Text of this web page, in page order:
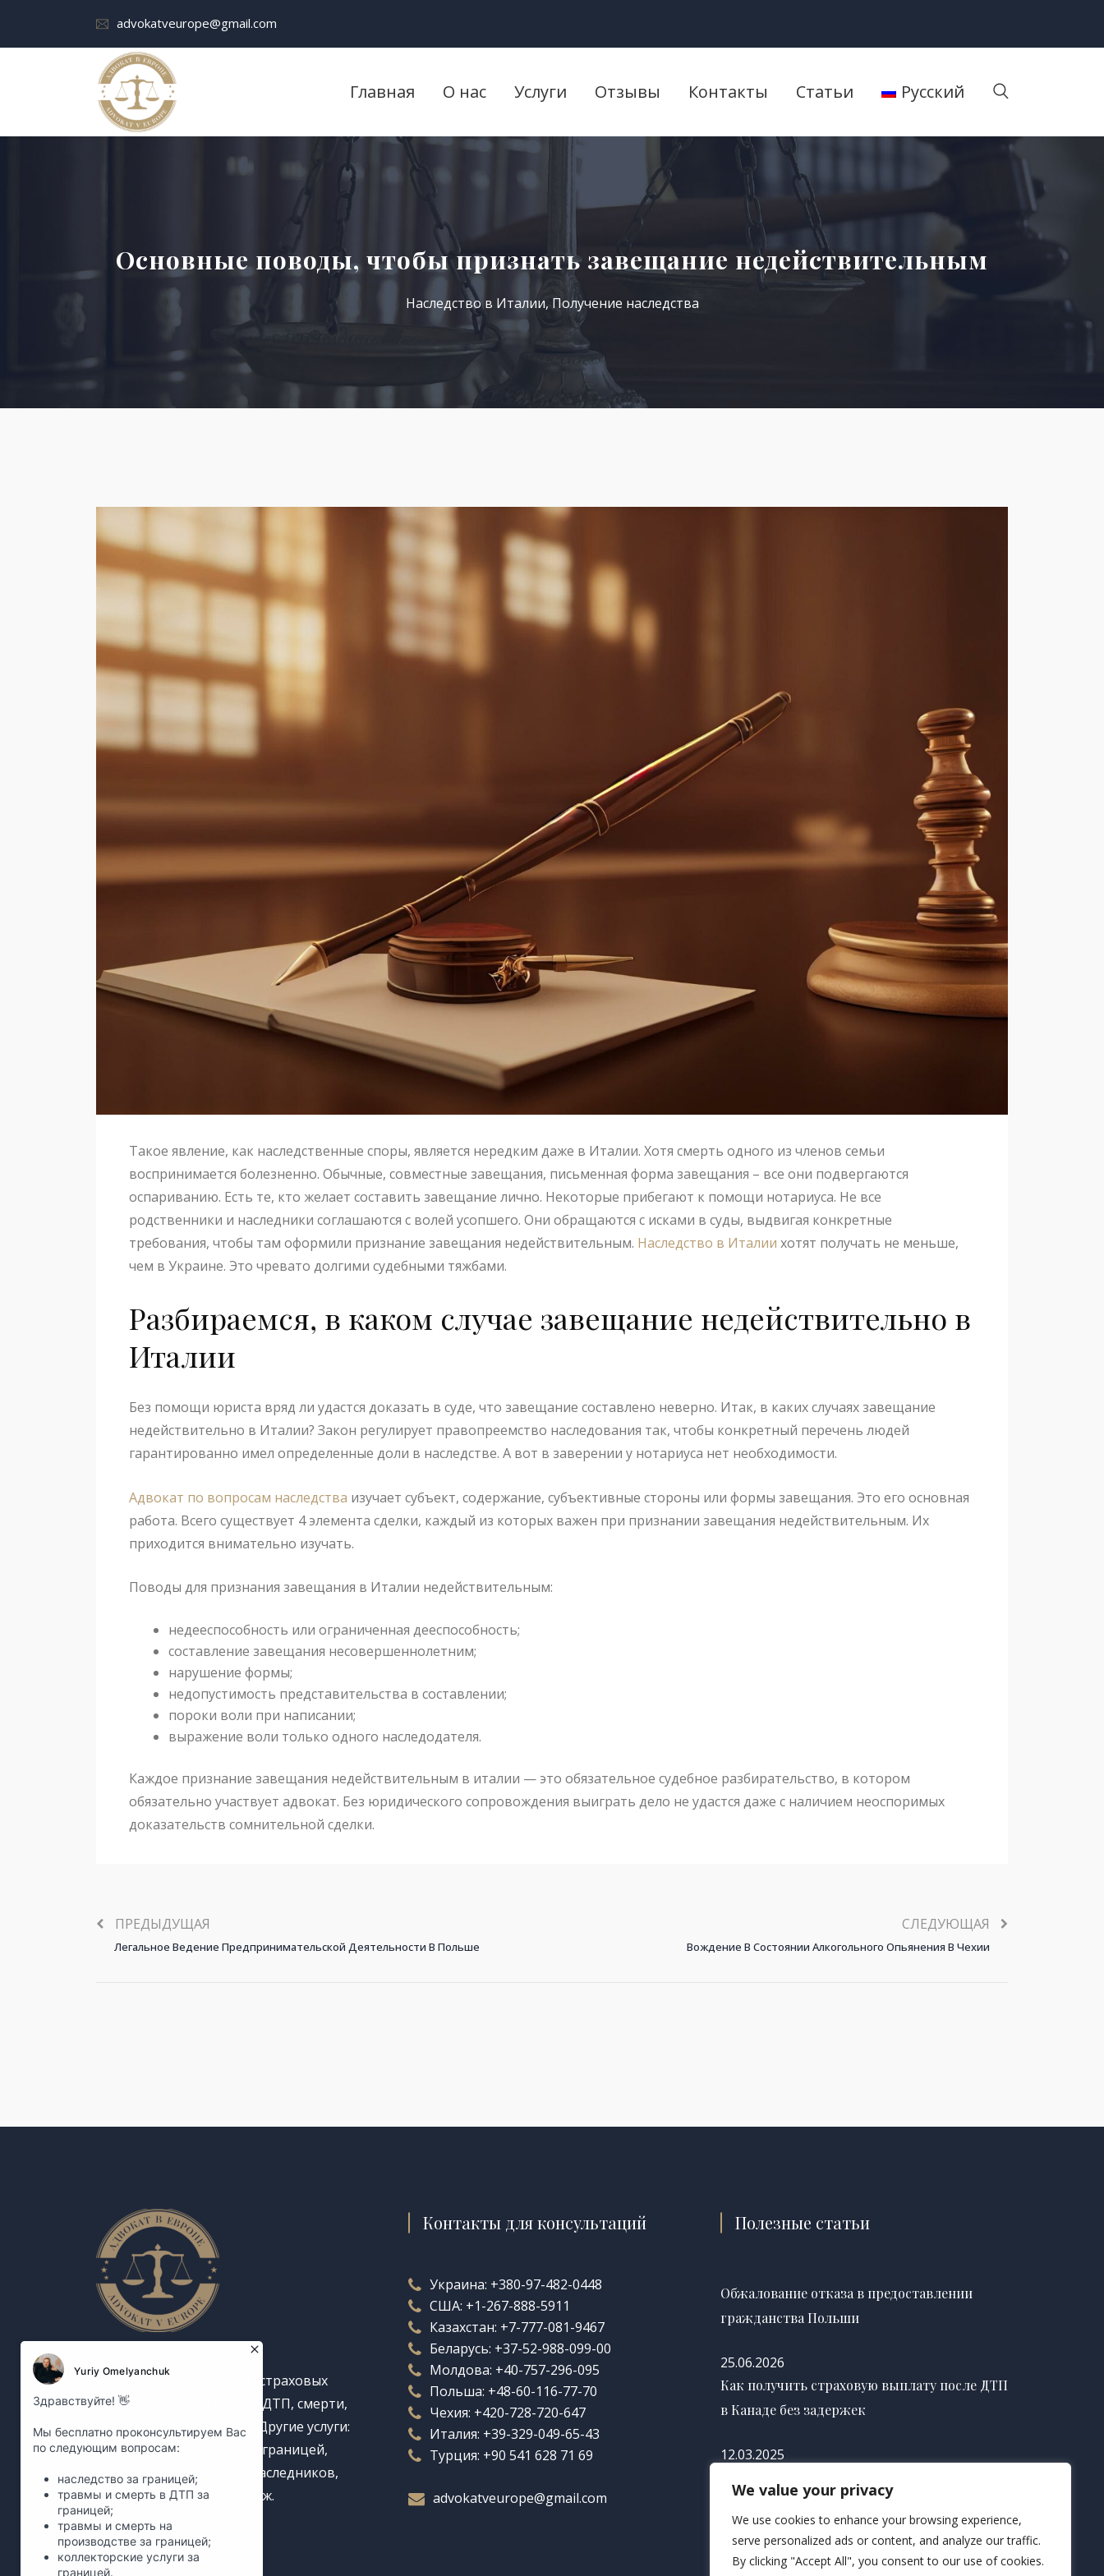
We value your privacy
We use cookies to enhance your browsing experience,
serve personalized ads or content, and analyze our traffic.
By clicking "Accept All", you consent to our use of cookies.
advokatveurope@gmail.com
Главная О нас Услуги Отзывы Контакты Статьи Русский
Основные поводы, чтобы признать завещание недействительным
Наследство в Италии, Получение наследства
Такое явление, как наследственные споры, является нередким даже в Италии. Хотя смерть одного из членов семьи
воспринимается болезненно. Обычные, совместные завещания, письменная форма завещания – все они подвергаются
оспариванию. Есть те, кто желает составить завещание лично. Некоторые прибегают к помощи нотариуса. Не все
родственники и наследники соглашаются с волей усопшего. Они обращаются с исками в суды, выдвигая конкретные
требования, чтобы там оформили признание завещания недействительным. Наследство в Италии хотят получать не меньше,
чем в Украине. Это чревато долгими судебными тяжбами.
Разбираемся, в каком случае завещание недействительно в
Италии
Без помощи юриста вряд ли удастся доказать в суде, что завещание составлено неверно. Итак, в каких случаях завещание
недействительно в Италии? Закон регулирует правопреемство наследования так, чтобы конкретный перечень людей
гарантированно имел определенные доли в наследстве. А вот в заверении у нотариуса нет необходимости.
Адвокат по вопросам наследства изучает субъект, содержание, субъективные стороны или формы завещания. Это его основная
работа. Всего существует 4 элемента сделки, каждый из которых важен при признании завещания недействительным. Их
приходится внимательно изучать.
Поводы для признания завещания в Италии недействительным:
недееспособность или ограниченная дееспособность;
составление завещания несовершеннолетним;
нарушение формы;
недопустимость представительства в составлении;
пороки воли при написании;
выражение воли только одного наследодателя.
Каждое признание завещания недействительным в италии — это обязательное судебное разбирательство, в котором
обязательно участвует адвокат. Без юридического сопровождения выиграть дело не удастся даже с наличием неоспоримых
доказательств сомнительной сделки.
ПРЕДЫДУЩАЯ
Легальное Ведение Предпринимательской Деятельности В Польше
СЛЕДУЮЩАЯ
Вождение В Состоянии Алкогольного Опьянения В Чехии
Занимаемся взысканием страховых
выплат из Европы: после ДТП, смерти,
травм на производстве. Другие услуги:
получение наследства за границей,
генеалогический поиск наследников,
международный арбитраж.
Контакты для консультаций
Украина: +380-97-482-0448
США: +1-267-888-5911
Казахстан: +7-777-081-9467
Беларусь: +37-52-988-099-00
Молдова: +40-757-296-095
Польша: +48-60-116-77-70
Чехия: +420-728-720-647
Италия: +39-329-049-65-43
Турция: +90 541 628 71 69
advokatveurope@gmail.com
Полезные статьи
Обжалование отказа в предоставлении
гражданства Польши
25.06.2026
Как получить страховую выплату после ДТП
в Канаде без задержек
12.03.2025
во избежание судебных споров
12.03.2025